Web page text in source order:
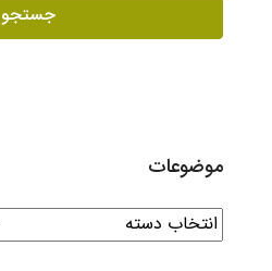
جستجو
موضوعات
موضوعات